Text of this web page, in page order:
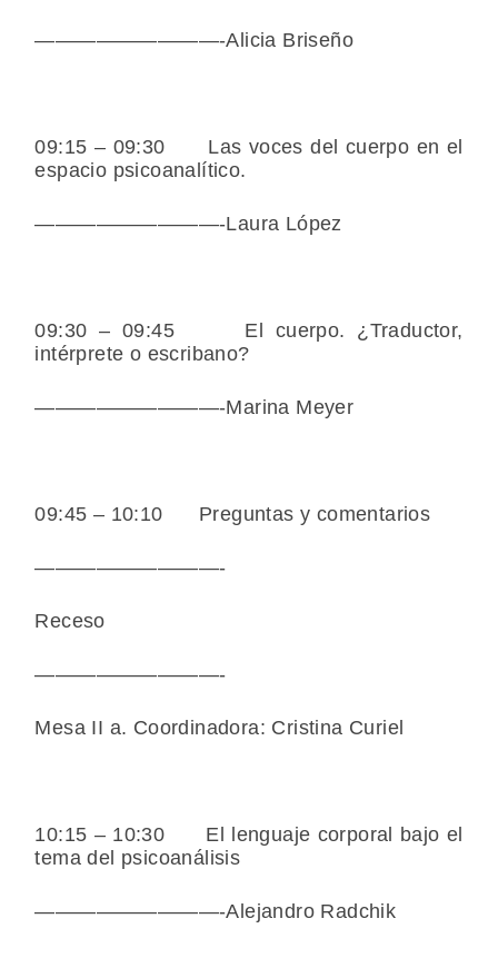
—————————-Alicia Briseño
09:15 – 09:30 Las voces del cuerpo en el
espacio psicoanalítico.
—————————-Laura López
09:30 – 09:45 El cuerpo. ¿Traductor,
intérprete o escribano?
—————————-Marina Meyer
09:45 – 10:10 Preguntas y comentarios
—————————-
Receso
—————————-
Mesa II a. Coordinadora: Cristina Curiel
10:15 – 10:30 El lenguaje corporal bajo el
tema del psicoanálisis
—————————-Alejandro Radchik